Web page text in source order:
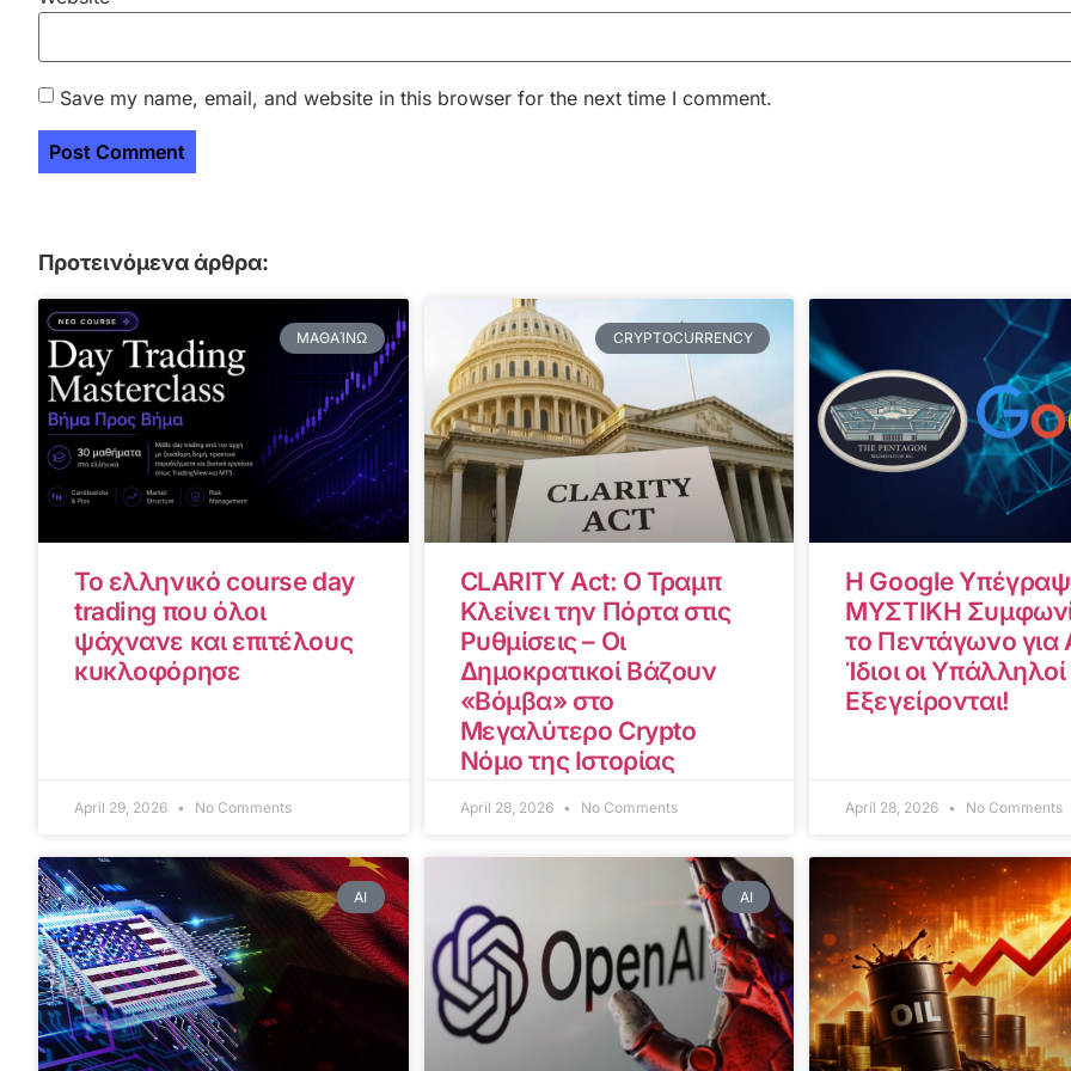
Save my name, email, and website in this browser for the next time I comment.
Προτεινόμενα άρθρα:
ΜΑΘΑΊΝΩ
Το ελληνικό course day
trading που όλοι
ψάχνανε και επιτέλους
κυκλοφόρησε
April 29, 2026 No Comments
CRYPTOCURRENCY
CLARITY Act: Ο Τραμπ
Κλείνει την Πόρτα στις
Ρυθμίσεις – Οι
Δημοκρατικοί Βάζουν
«Βόμβα» στο
Μεγαλύτερο Crypto
Νόμο της Ιστορίας
April 28, 2026 No Comments
Η Google
ΜΥΣΤΙΚΗ
το Πεντάγωνο για
Ίδιοι οι
Εξεγείρονται!
April 28, 2026 No Comments
AI AI